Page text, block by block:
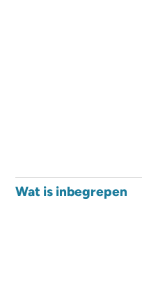
Wat is inbegrepen